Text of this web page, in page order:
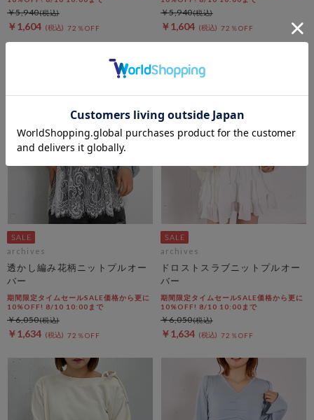
￥1,604 72％OFF
￥5,940
￥1,604 72％OFF
￥5,940
archives
透かし編み花柄ニットプルオー
バー
期間限定タイムセールSALE価格から更に
10%OFF! 8/10 10:00まで
￥1,634 72％OFF
￥6,050
archives
ドロストスラブニットプルオー
バー
期間限定タイムセールSALE価格から更に
10%OFF! 8/10 10:00まで
￥1,634 72％OFF
￥6,050